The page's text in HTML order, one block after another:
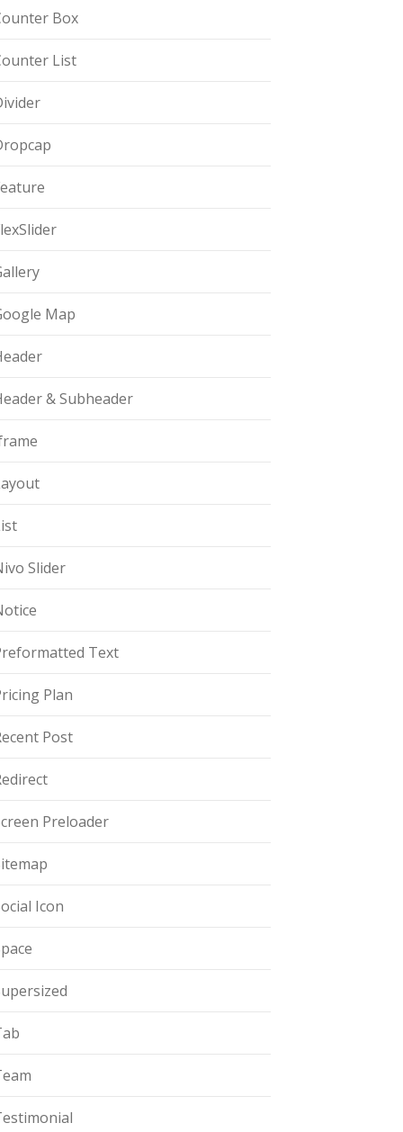
Box
List
Map
& Subheader
Slider
Text
Plan
Post
Preloader
Icon